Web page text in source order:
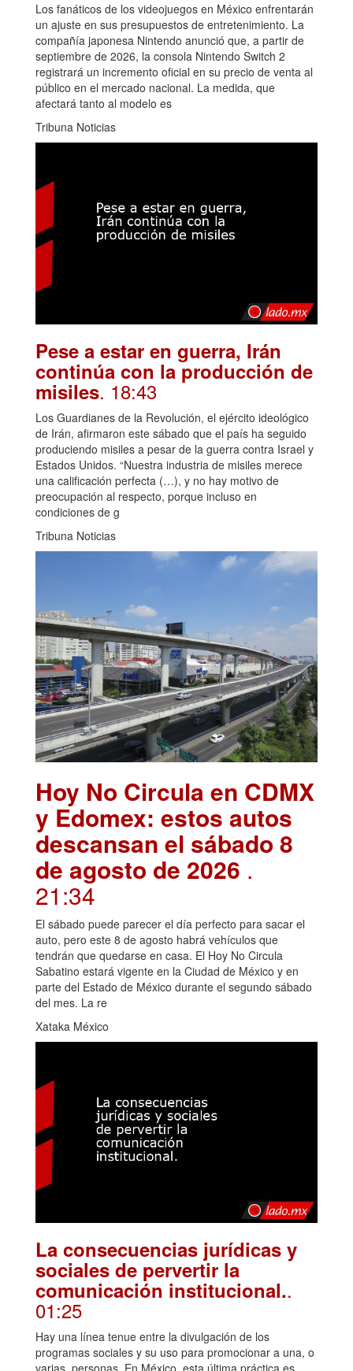
Los fanáticos de los videojuegos en México enfrentarán
un ajuste en sus presupuestos de entretenimiento. La
compañía japonesa Nintendo anunció que, a partir de
septiembre de 2026, la consola Nintendo Switch 2
registrará un incremento oficial en su precio de venta al
público en el mercado nacional. La medida, que
afectará tanto al modelo es
Tribuna Noticias
Pese a estar en guerra, Irán
continúa con la producción de
misiles. 18:43
Los Guardianes de la Revolución, el ejército ideológico
de Irán, afirmaron este sábado que el país ha seguido
produciendo misiles a pesar de la guerra contra Israel y
Estados Unidos. “Nuestra industria de misiles merece
una calificación perfecta (…), y no hay motivo de
preocupación al respecto, porque incluso en
condiciones de g
Tribuna Noticias
Hoy No Circula en CDMX
y Edomex: estos autos
descansan el sábado 8
de agosto de 2026 .
21:34
El sábado puede parecer el día perfecto para sacar el
auto, pero este 8 de agosto habrá vehículos que
tendrán que quedarse en casa. El Hoy No Circula
Sabatino estará vigente en la Ciudad de México y en
parte del Estado de México durante el segundo sábado
del mes. La re
Xataka México
La consecuencias jurídicas y
sociales de pervertir la
comunicación institucional..
01:25
Hay una línea tenue entre la divulgación de los
programas sociales y su uso para promocionar a una, o